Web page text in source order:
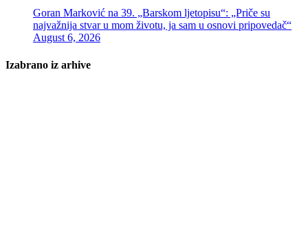
Goran Marković na 39. „Barskom ljetopisu“: „Priče su
najvažnija stvar u mom životu, ja sam u osnovi pripovedač“
August 6, 2026
Izabrano iz arhive